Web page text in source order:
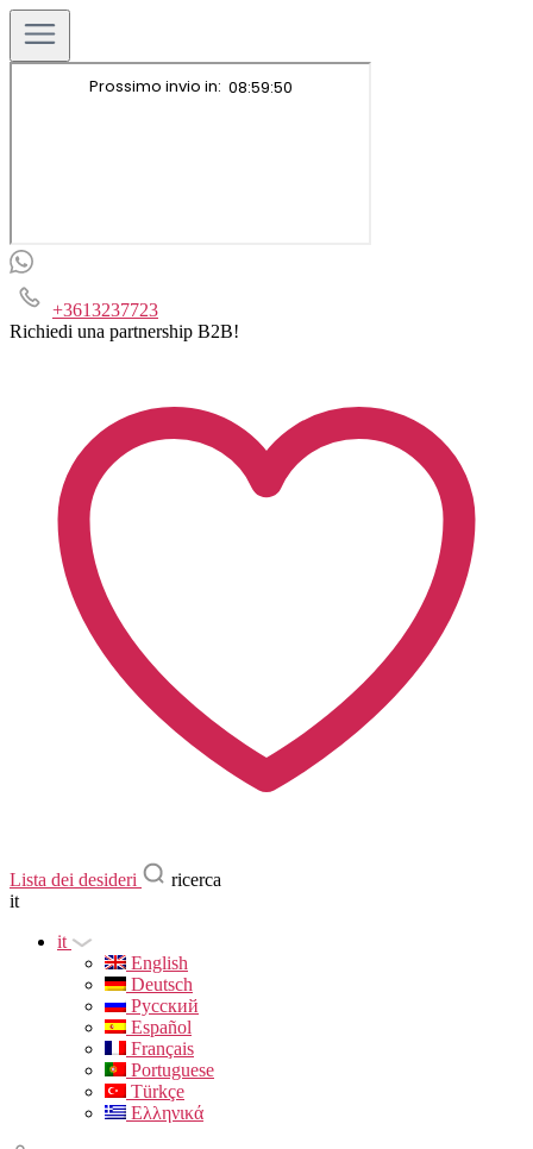
+3613237723
Richiedi una partnership B2B!
Lista dei desideri
ricerca
it
it
English
Deutsch
Русский
Español
Français
Portuguese
Türkçe
Ελληνικά